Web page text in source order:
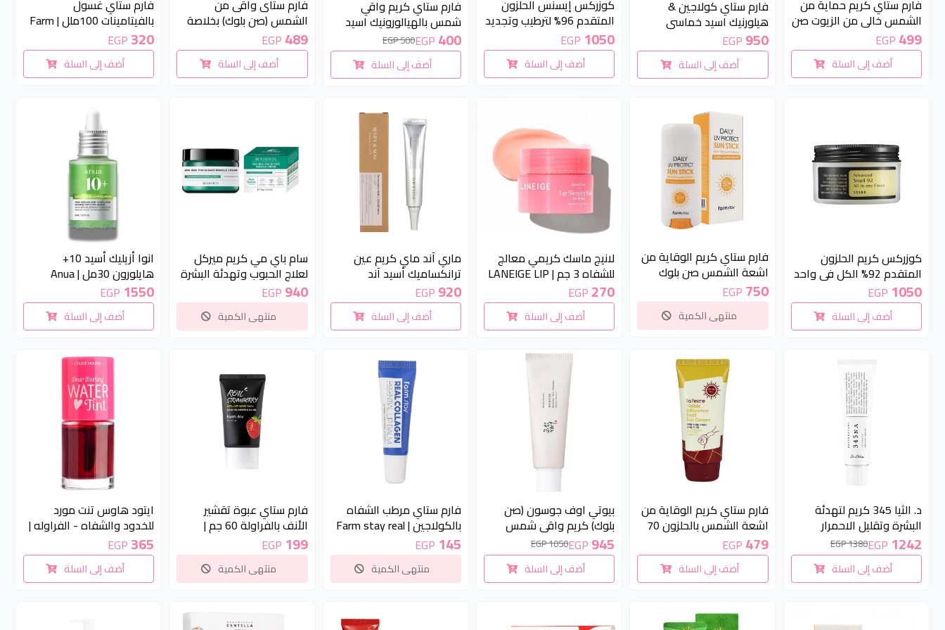
فارم ستاي كريم حماية من
الشمس خالى من الزيوت صن
بلوك | FARM STAY OIL-
FREE UV Defense Sun
Cream - sun block
499
EGP
أضف إلى السلة
فارم ستاي كولاجين &
هيلورنيك اسيد خماسي
stay collagen and
hyaluronic acid all in one
ampoule 250ml
950
EGP
أضف إلى السلة
كوزركس إيسنس الحلزون
المتقدم 96% لترطيب وتجديد
Advanced Snail 96 Mucin
Power Essence 100ml
1050
EGP
أضف إلى السلة
فارم ستاي كريم واقي
شمس بالهيالورونيك اسيد
مع الترطيب صن بلوك
SPF50+ معامل حمايه |
Farm Stay Hyaluronic UV
Shield Sun Block Cream,
400
EGP
500 EGP
أضف إلى السلة
فارم ستاى واقى من
الشمس (صن بلوك) بخلاصة
الشاى الاخضر عامل الوقاية
بدرجة SPF50+/PA+++ (70
جرامًا) | Farm Stay Green
Tea Seed Moisture Sun
489
EGP
أضف إلى السلة
فارم ستاي غسول
بالفيتامينات 100ملل | Farm
Stay Dr-V8 Vitamin
Cleansing Foam - 100 ml
320
EGP
أضف إلى السلة
كوزركس كريم الحلزون
المتقدم 92% الكل في واحد
مل | COSRX Advanced Snail
92 All In One Cream 100ml
1050
EGP
أضف إلى السلة
فارم ستاي كريم الوقاية من
اشعة الشمس صن بلوك
Daily UV Protect Sun Stick-
16g SPF50+ PA++++ |
Sunscreen
750
EGP
منتهى الكمية
لانيج ماسك كريمي معالج
للشفاه 3 جم | LANEIGE LIP
SLEEPING Mask 3 gm
270
EGP
أضف إلى السلة
ماري آند ماي كريم عين
ترانكساميك أسيد آند
May Tranexamic Acid &
Glutathione Eye Cream
30ml
920
EGP
أضف إلى السلة
سام باي مي كريم ميركل
لعلاج الحبوب وتهدئة البشرة
50 مل | SOME BY MI 30
Days Miracle Cream 50ml
940
EGP
منتهى الكمية
انوا أزيليك أسيد 10+
هايلورون 30مل | ‏Anua
Azelaic Acid 10+ Hyaluron
30ml
1550
EGP
أضف إلى السلة
د. الثيا 345 كريم لتهدئة
البشرة وتقليل الاحمرار
والتهيّج 50مل | Dr. Althea
345 Relief Cream 50ml
1242
EGP
1380 EGP
أضف إلى السلة
فارم ستاي كريم الوقاية من
اشعة الشمس بالحلزون 70
La Ferme Visible Difference
Snail Sun Cream 70g
479
EGP
أضف إلى السلة
بيوتي اوف جوسون (صن
بلوك) كريم واقي شمس
بخلاصة الأرز وبروبيوتيك
50مل | BEAUTY OF
JOSEON Relief Sun Rice +
Probiotics SPF50+
945
EGP
1050 EGP
أضف إلى السلة
فارم ستاي مرطب الشفاه
بالكولاجين | Farm stay real
collagen Essential lip balm
145
EGP
منتهى الكمية
فارم ستاي عبوة تقشير
الأنف بالفراولة 60 جم |
Farm stay Real Strawberry
Peel-Off Nose Pack-60g
199
EGP
منتهى الكمية
ايتود هاوس تنت مورد
للخدود والشفاه - الفراوله |
Etude House Dear Darling
Water Tint 01 - Strawberry
365
EGP
أضف إلى السلة